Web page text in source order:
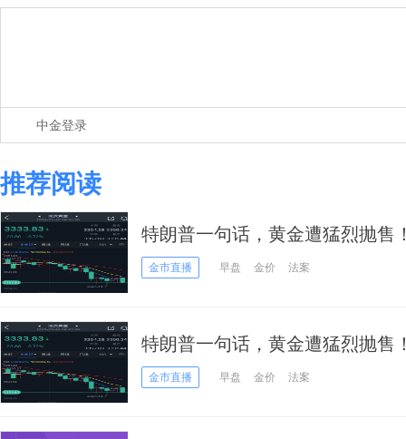
中金登录
推荐阅读
特朗普一句话，黄金遭猛烈抛售
元 盯住这些支撑和阻力
金市直播 早盘 金价 法案
特朗普一句话，黄金遭猛烈抛售
盯住这些支撑和阻力
金市直播 早盘 金价 法案